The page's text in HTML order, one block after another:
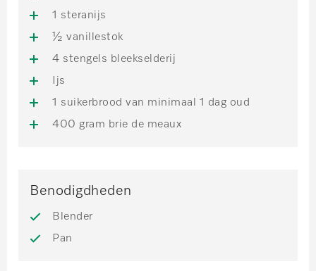
1 steranijs
½ vanillestok
4 stengels bleekselderij
Ijs
1 suikerbrood van minimaal 1 dag oud
400 gram brie de meaux
Benodigdheden
Blender
Pan